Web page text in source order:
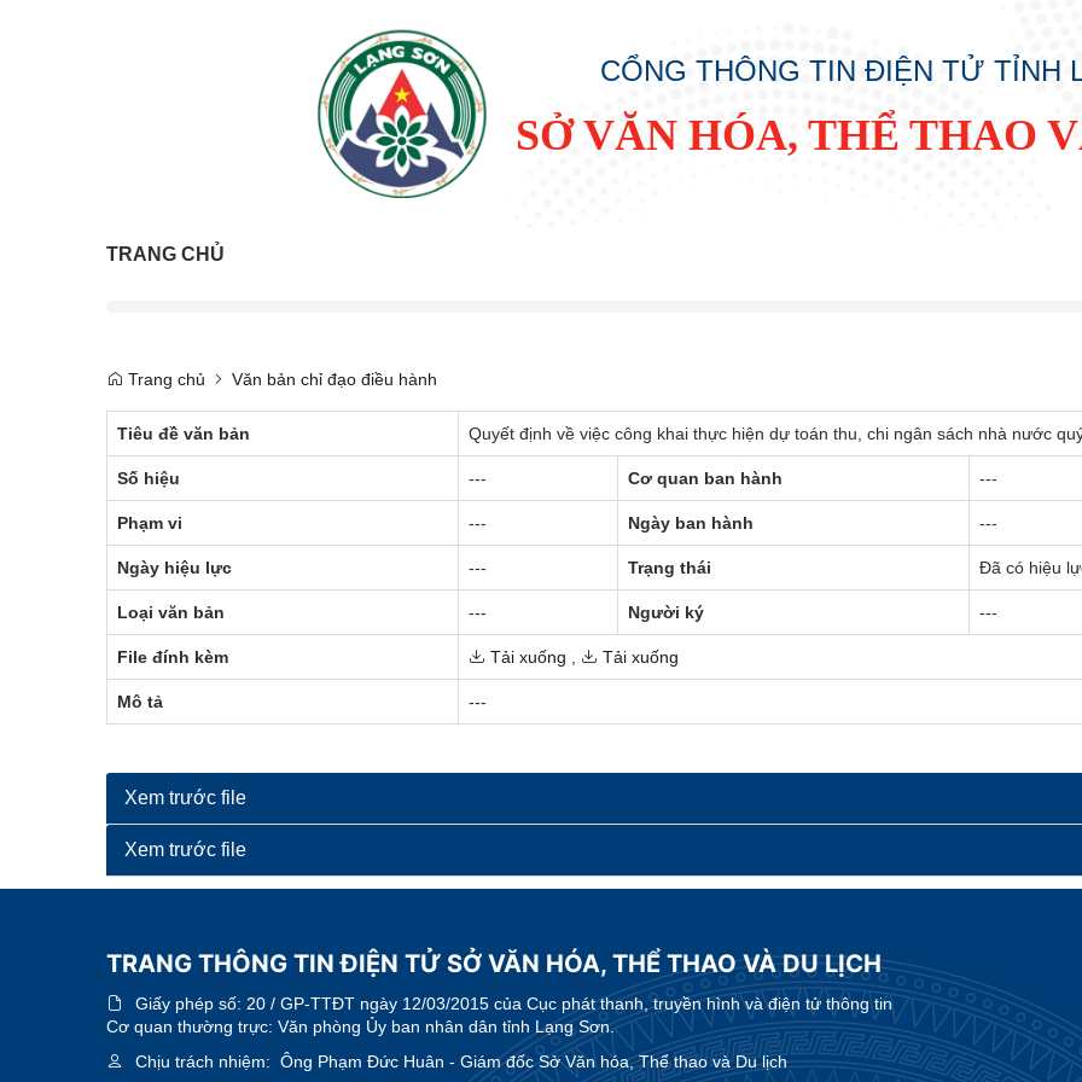
CỔNG THÔNG TIN ĐIỆN TỬ TỈNH
SỞ VĂN HÓA, THỂ THAO
TRANG CHỦ
Trang chủ Văn bản chỉ đạo điều hành
Tiêu đề văn bản Quyết định về việc công khai thực hiện dự toán thu, chi ngân sách nhà nước
Số hiệu --- Cơ quan ban hành ---
Phạm vi --- Ngày ban hành ---
Ngày hiệu lực --- Trạng thái Đã có hiệu
Loại văn bản --- Người ký ---
File đính kèm Tải xuống Tải xuống
Mô tả ---
Xem trước file
Xem trước file
TRANG THÔNG TIN ĐIỆN TỬ SỞ VĂN HÓA, THỂ THAO VÀ DU LỊCH
Giấy phép số: 20 / GP-TTĐT ngày 12/03/2015 của Cục phát thanh, truyền hình và điện tử thông tin
Cơ quan thường trực: Văn phòng Ủy ban nhân dân tỉnh Lạng Sơn.
Chịu trách nhiệm: Ông Phạm Đức Huân - Giám đốc Sở Văn hóa, Thể thao và Du lịch